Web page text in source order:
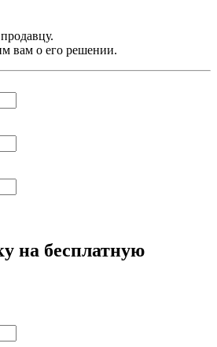
вам о его решении.
на бесплатную